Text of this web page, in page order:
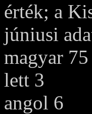
érték; a
júniusi
magyar 75
lett 3
angol 6